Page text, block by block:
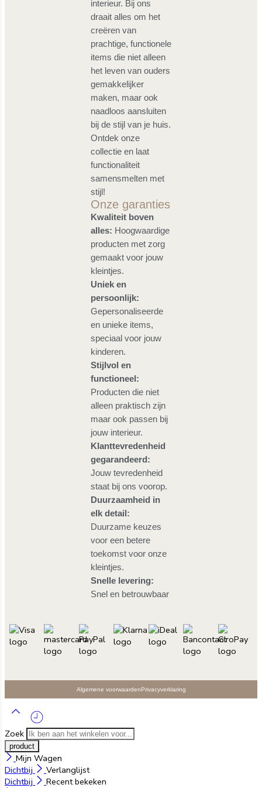
interieur. Bij ons
draait alles om het
creëren van
prachtige, functionele
items die niet alleen
het leven van ouders
gemakkelijker
maken, maar ook
naadloos aansluiten
bij de stijl van je huis.
Ontdek onze
collectie en laat
functionaliteit
samensmelten met
stijl!
Onze garanties
Kwaliteit boven
alles: Hoogwaardige
producten met zorg
gemaakt voor jouw
kleintjes.
Uniek en
persoonlijk:
Gepersonaliseerde
en unieke items,
speciaal voor jouw
kinderen.
Stijlvol en
functioneel:
Producten die niet
alleen praktisch zijn
maar ook passen bij
jouw interieur.
Klanttevredenheid
gegarandeerd:
Jouw tevredenheid
staat bij ons voorop.
Duurzaamheid in
elk detail:
Duurzame keuzes
voor een betere
toekomst voor onze
kleintjes.
Snelle levering:
Snel en betrouwbaar
Algemene voorwaardenPrivacyverklaring
Zoek
Mijn Wagen
Dichtbij
Verlanglijst
Dichtbij
Recent bekeken